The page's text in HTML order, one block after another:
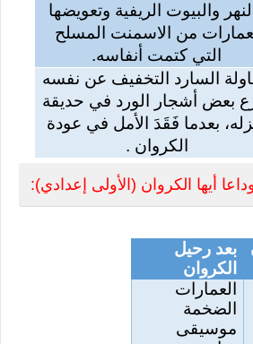
والبيوت الريفية وتعويضها
من الاسمنت المسلح
التي كتمت أنفاسه.
السارد التخفيف عن نفسه
بعض أشجار الورد في حديقة
بعدما فَقَدَ الأمل في عودة
الكروان .
أيها الكروان (الأولى إعدادي):
بعد رحيل
الكروان
العمارات
الضخمة
موسيقى